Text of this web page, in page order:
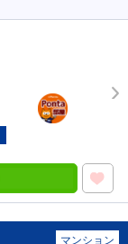
ポンタ
部屋
マンション